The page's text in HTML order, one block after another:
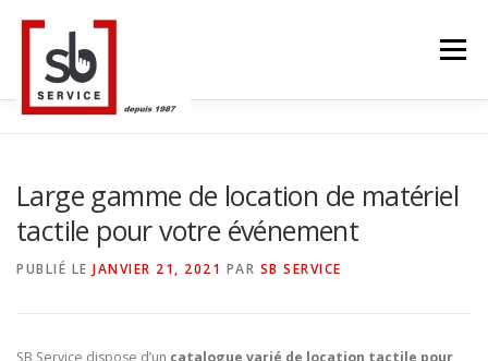
contenu
Menu
SMART TV
LANGUE
Large gamme de location de matériel
tactile pour votre événement
PUBLIÉ LE JANVIER 21, 2021 PAR SB SERVICE
SB Service dispose d’un catalogue varié de location tactile pour